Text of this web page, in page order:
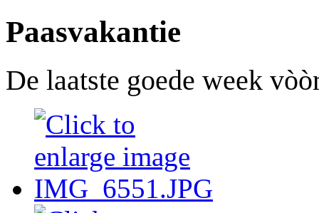
Paasvakantie
De laatste goede week